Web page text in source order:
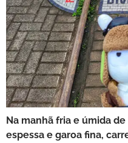
Na manhã fria e úmida
espessa e garoa fina,